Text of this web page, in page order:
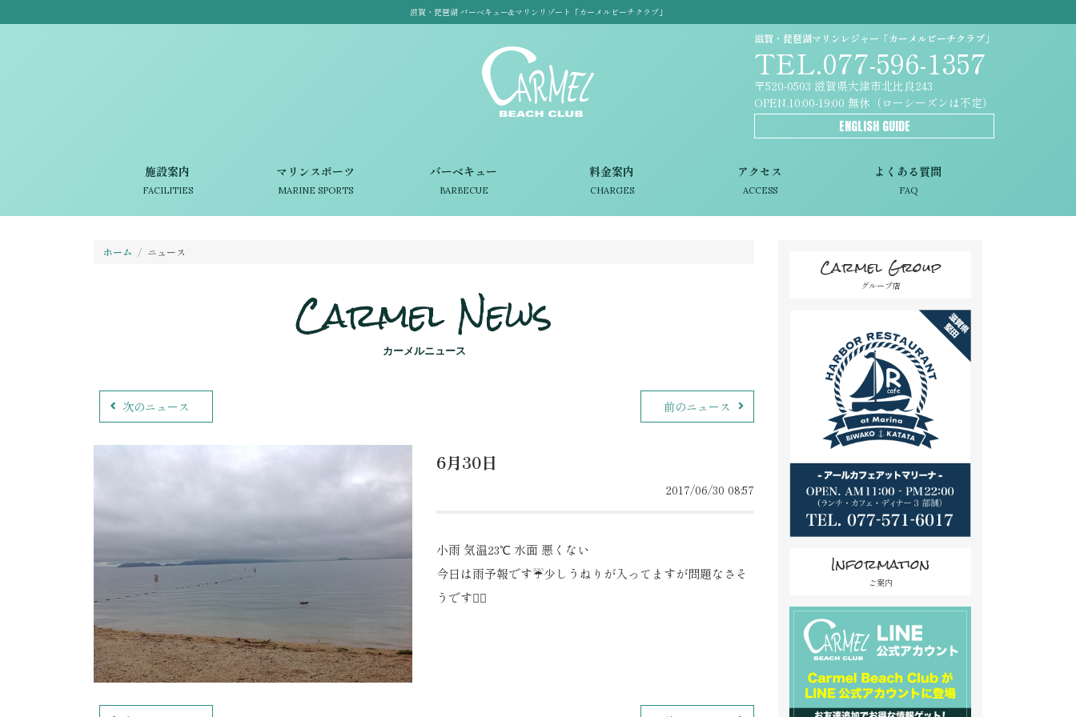
滋賀・琵琶湖 バーベキュー&マリンリゾート「カーメルビーチクラブ」
施設案内
FACILITIES
マリンスポーツ
MARINE SPORTS
バーベキュー
BARBECUE
料金案内
CHARGES
アクセス
ACCESS
よくある質問
FAQ
滋賀・琵琶湖マリンレジャー「カーメルビーチクラブ」
TEL.077-596-1357
〒520-0503 滋賀県大津市北比良243
OPEN.10:00-19:00 無休（ローシーズンは不定）
ENGLISH GUIDE
ホーム ニュース
Carmel News
カーメルニュース
次のニュース 前のニュース
6月30日
2017/06/30 08:57
小雨 気温23℃ 水面 悪くない
今日は雨予報です☔️少しうねりが入ってますが問題なさそ
うです👌🏾
Carmel Group
グループ店
Information
ご案内